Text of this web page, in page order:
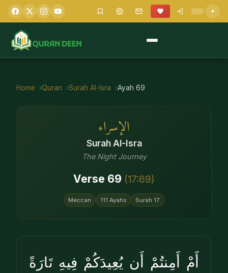
Home Quran Surah Al-Isra Ayah 69
الإسراء
Surah Al-Isra
The Night Journey
Verse 69 (17:69)
Meccan 111 Ayahs Surah 17
أَمْ أَمِنتُمْ أَن يُعِيدَكُمْ فِيهِ تَارَةً